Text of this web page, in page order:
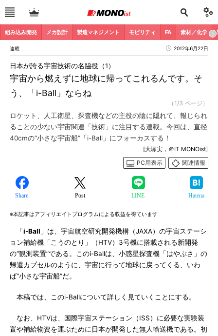
組み込み開発 メカ設計 製造マネジメント モビリティ FA 素材／化学
連載 2012年6月22日
宇宙から燃えずに地球に帰ってこれるんです。そ
う、「i-Ball」ならね
日本が誇る宇宙技術の名脇役（1）
（1/3 ページ）
ロケット、人工衛星、探査機などの主役の陰に隠れて、報じられ
ることの少ない宇宙関連「技術」に注目する連載。今回は、直径
40cmの“小さな宇宙船”「i-Ball」にフォーカスする！
[大塚実，＠IT MONOist]
PC用表示
関連情報
Share Post LINE Hatena
※本記事はアフィリエイトプログラムによる収益を得ています
「i-Ball 」は、宇宙航空研究開発機構（JAXA）の宇宙ステーシ
ョン補給機「こうのとり」（HTV）3号機に搭載される新開発
の“観測装置”である。このi-Ballは、小惑星探査機「はやぶさ」の
帰還カプセルのように、宇宙に行って地球に戻ってくる、いわ
ば“小さな宇宙船”だ。
本稿では、このi-Ballについて詳しく見ていくことにする。
なお、HTVは、国際宇宙ステーション（ISS）に必要な実験装
置や補給物資を運ぶために日本が開発した無人輸送機である。初